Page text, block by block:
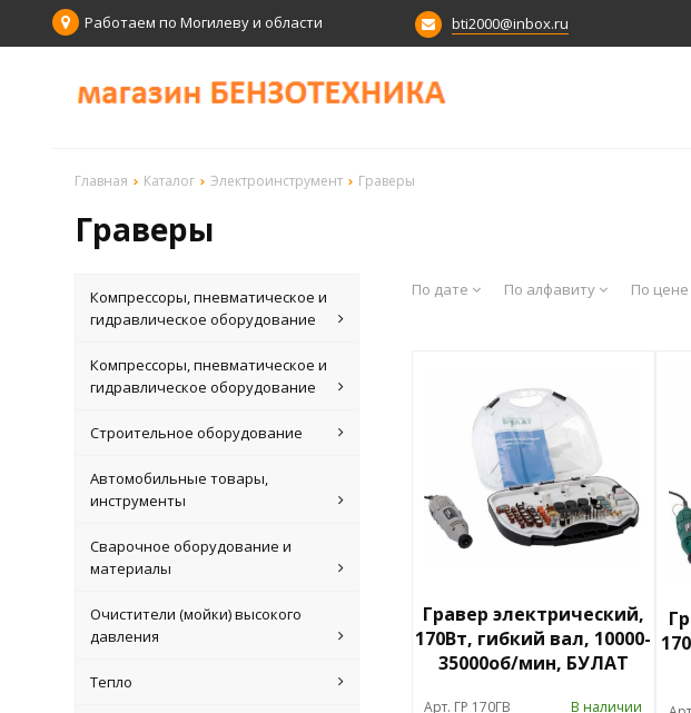
Работаем по Могилеву и области bti2000@inbox.ru
Главная Каталог Электроинструмент Граверы
Граверы
Компрессоры, пневматическое и
гидравлическое оборудование
Компрессоры, пневматическое и
гидравлическое оборудование
Строительное оборудование
Автомобильные товары,
инструменты
Сварочное оборудование и
материалы
Очистители (мойки) высокого
давления
Тепло
По дате По алфавиту По цене
Гравер электрический,
170Вт, гибкий вал, 10000-
35000об/мин, БУЛАТ
Арт. ГР 170ГВ В наличии